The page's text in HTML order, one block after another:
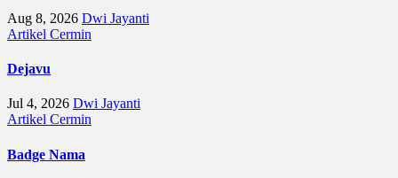
Aug 8, 2026 Dwi Jayanti
Artikel Cermin
Dejavu
Jul 4, 2026 Dwi Jayanti
Artikel Cermin
Badge Nama